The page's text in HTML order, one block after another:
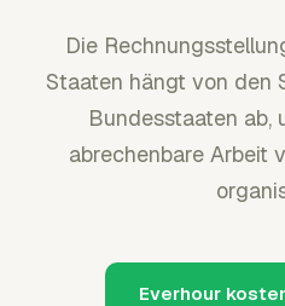
Die
Staaten hängt von den
Bundesstaaten ab,
abrechenbare Arbeit
Everhour